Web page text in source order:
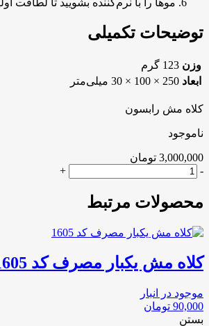
موها را با نرم‌کننده بشویید تا لطافت
توضیحات تکمیلی
وزن 123 گرم
ابعاد 250 × 100 × 30 میلی‌متر
کلاه مش رابسون
ناموجود
3,000,000 تومان
کلاه
عدد
-
+
محصولات مرتبط
کلاه مش یکبار مصرف کد 1605
موجود در انبار
90,000 تومان
بستن